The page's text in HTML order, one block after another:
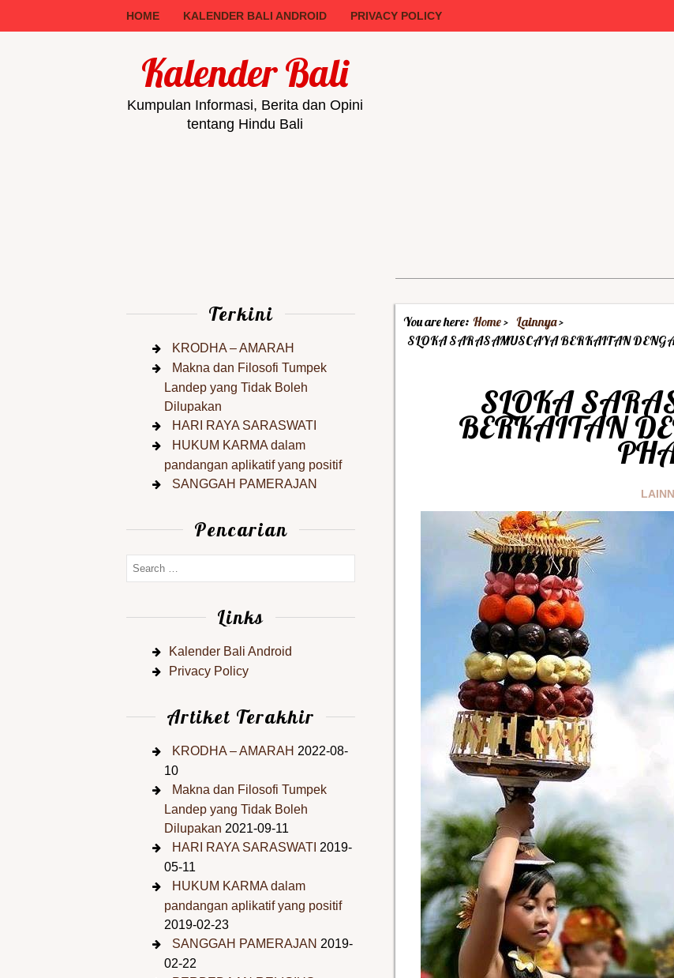
HOME KALENDER BALI ANDROID PRIVACY POLICY
Kalender Bali
Kumpulan Informasi, Berita dan Opini
tentang Hindu Bali
You are here: Home
Lainnya
SLOKA SARASAMUSCAYA BERKAITAN
SLOKA
BERKAITAN
Terkini
KRODHA – AMARAH
Makna dan Filosofi Tumpek
Landep yang Tidak Boleh
Dilupakan
HARI RAYA SARASWATI
HUKUM KARMA dalam
pandangan aplikatif yang positif
SANGGAH PAMERAJAN
Pencarian
Links
Kalender Bali Android
Privacy Policy
Artiket Terakhir
KRODHA – AMARAH 2022-08-
10
Makna dan Filosofi Tumpek
Landep yang Tidak Boleh
Dilupakan 2021-09-11
HARI RAYA SARASWATI 2019-
05-11
HUKUM KARMA dalam
pandangan aplikatif yang positif
2019-02-23
SANGGAH PAMERAJAN 2019-
02-22